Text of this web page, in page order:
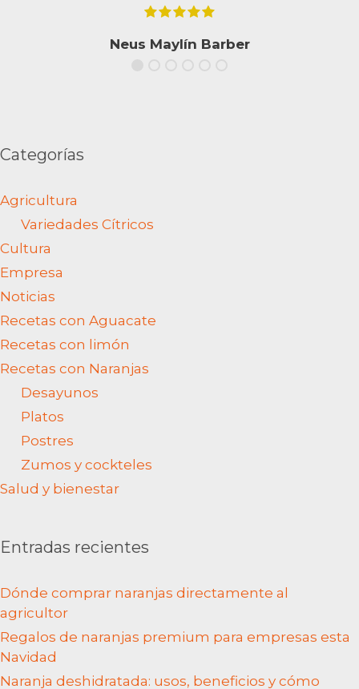
Neus Maylín Barber
Categorías
Agricultura
Variedades Cítricos
Cultura
Empresa
Noticias
Recetas con Aguacate
Recetas con limón
Recetas con Naranjas
Desayunos
Platos
Postres
Zumos y cockteles
Salud y bienestar
Entradas recientes
Dónde comprar naranjas directamente al
agricultor
Regalos de naranjas premium para empresas esta
Navidad
Naranja deshidratada: usos, beneficios y cómo